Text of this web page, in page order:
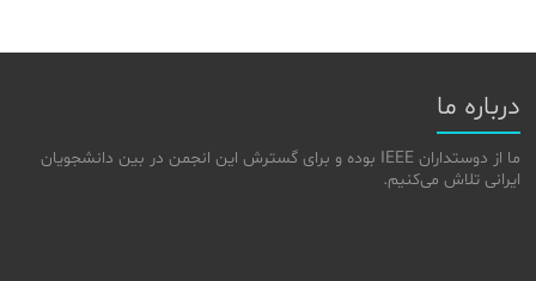
درباره ما
ما از دوستداران IEEE بوده و برای گسترش این انجمن در بین دانشجویان
ایرانی تلاش می‌کنیم.